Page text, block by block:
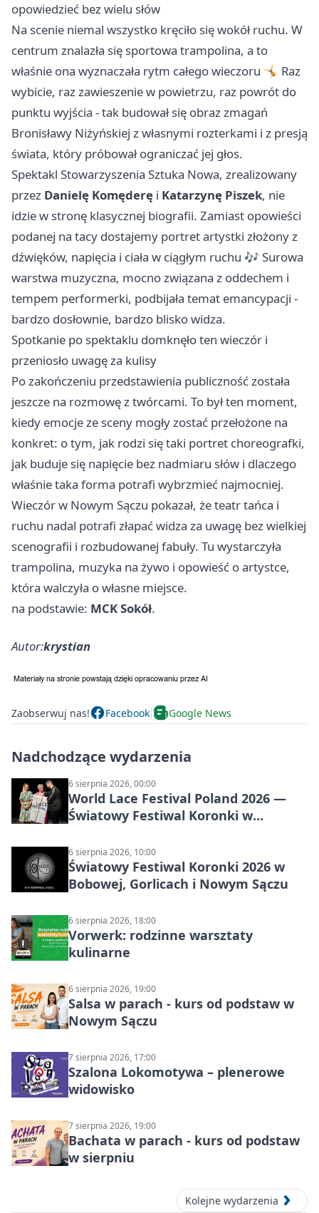
opowiedzieć bez wielu słów
Na scenie niemal wszystko kręciło się wokół ruchu. W
centrum znalazła się sportowa trampolina, a to
właśnie ona wyznaczała rytm całego wieczoru 🤸 Raz
wybicie, raz zawieszenie w powietrzu, raz powrót do
punktu wyjścia - tak budował się obraz zmagań
Bronisławy Niżyńskiej z własnymi rozterkami i z presją
świata, który próbował ograniczać jej głos.
Spektakl Stowarzyszenia Sztuka Nowa, zrealizowany
przez Danielę Komęderę i Katarzynę Piszek, nie
idzie w stronę klasycznej biografii. Zamiast opowieści
podanej na tacy dostajemy portret artystki złożony z
dźwięków, napięcia i ciała w ciągłym ruchu 🎶 Surowa
warstwa muzyczna, mocno związana z oddechem i
tempem performerki, podbijała temat emancypacji -
bardzo dosłownie, bardzo blisko widza.
Spotkanie po spektaklu domknęło ten wieczór i
przeniosło uwagę za kulisy
Po zakończeniu przedstawienia publiczność została
jeszcze na rozmowę z twórcami. To był ten moment,
kiedy emocje ze sceny mogły zostać przełożone na
konkret: o tym, jak rodzi się taki portret choreografki,
jak buduje się napięcie bez nadmiaru słów i dlaczego
właśnie taka forma potrafi wybrzmieć najmocniej.
Wieczór w Nowym Sączu pokazał, że teatr tańca i
ruchu nadal potrafi złapać widza za uwagę bez wielkiej
scenografii i rozbudowanej fabuły. Tu wystarczyła
trampolina, muzyka na żywo i opowieść o artystce,
która walczyła o własne miejsce.
na podstawie: MCK Sokół.
Autor:krystian
Zaobserwuj nas! Facebook Google News
Nadchodzące wydarzenia
6 sierpnia 2026, 00:00
World Lace Festival Poland 2026 —
Światowy Festiwal Koronki w
6 sierpnia 2026, 10:00
Światowy Festiwal Koronki 2026 w
Bobowej, Gorlicach i Nowym Sączu
6 sierpnia 2026, 18:00
Vorwerk: rodzinne warsztaty
kulinarne
6 sierpnia 2026, 19:00
Salsa w parach - kurs od podstaw w
Nowym Sączu
7 sierpnia 2026, 17:00
Szalona Lokomotywa – plenerowe
widowisko
7 sierpnia 2026, 19:00
Bachata w parach - kurs od podstaw
w sierpniu
Kolejne wydarzenia